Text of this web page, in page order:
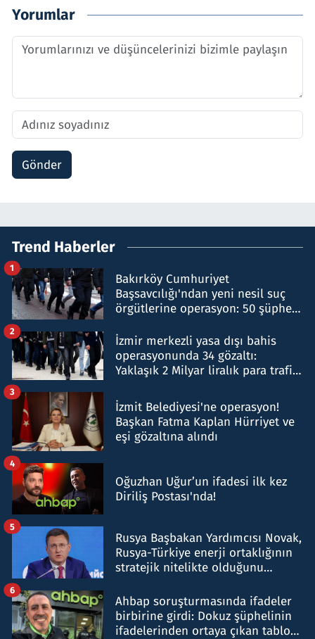
Yorumlar
Gönder
Trend Haberler
Bakırköy Cumhuriyet
Başsavcılığı'ndan yeni nesil suç
örgütlerine operasyon: 50 şüpheli
1
İzmir merkezli yasa dışı bahis
operasyonunda 34 gözaltı:
Yaklaşık 2 Milyar liralık para trafiği
2
İzmit Belediyesi'ne operasyon!
Başkan Fatma Kaplan Hürriyet ve
eşi gözaltına alındı
3
Oğuzhan Uğur’un ifadesi ilk kez
Diriliş Postası'nda!
4
Rusya Başbakan Yardımcısı Novak,
Rusya-Türkiye enerji ortaklığının
stratejik nitelikte olduğunu
5
Ahbap soruşturmasında ifadeler
birbirine girdi: Dokuz şüphelinin
ifadelerinden ortaya çıkan tablo
6